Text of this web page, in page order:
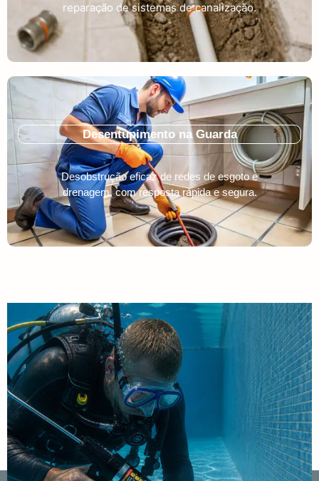
reparação de sistemas de canalização.
Desentupimento na Guarda
Desobstrução eficaz de redes de esgoto e
drenagem, com resposta rápida e segura.